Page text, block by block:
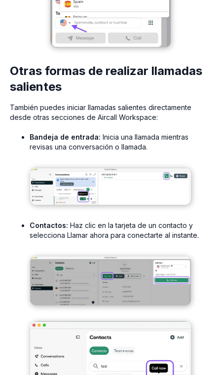
Otras formas de realizar llamadas
salientes
También puedes iniciar llamadas salientes directamente
desde otras secciones de Aircall Workspace:
Bandeja de entrada: Inicia una llamada mientras
revisas una conversación o llamada.
Contactos: Haz clic en la tarjeta de un contacto y
selecciona Llamar ahora para conectarte al instante.